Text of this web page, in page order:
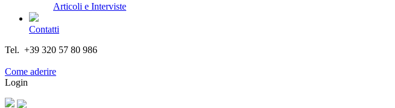
Articoli e Interviste
Contatti
Tel. +39 320 57 80 986
Come aderire
Login